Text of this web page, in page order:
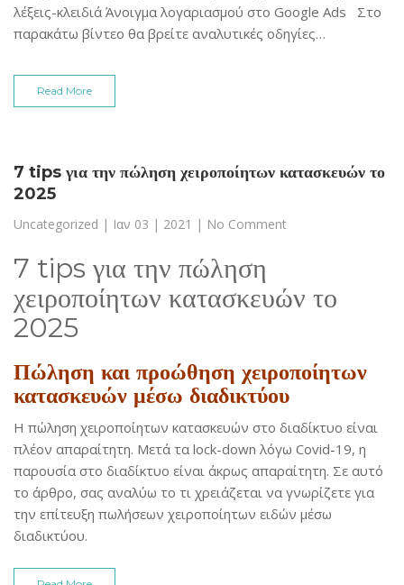
λέξεις-κλειδιά Άνοιγμα λογαριασμού στο Google Ads Στο
παρακάτω βίντεο θα βρείτε αναλυτικές οδηγίες…
Read More
7 tips για την πώληση χειροποίητων κατασκευών το
2025
Uncategorized | Ιαν 03 | 2021 | No Comment
7 tips για την πώληση
χειροποίητων κατασκευών το
2025
Πώληση και προώθηση χειροποίητων
κατασκευών μέσω διαδικτύου
Η πώληση χειροποίητων κατασκευών στο διαδίκτυο είναι
πλέον απαραίτητη. Μετά τα lock-down λόγω Covid-19, η
παρουσία στο διαδίκτυο είναι άκρως απαραίτητη. Σε αυτό
το άρθρο, σας αναλύω το τι χρειάζεται να γνωρίζετε για
την επίτευξη πωλήσεων χειροποίητων ειδών μέσω
διαδικτύου.